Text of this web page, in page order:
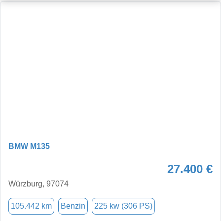
BMW M135
27.400 €
Würzburg, 97074
105.442 km Benzin 225 kw (306 PS)